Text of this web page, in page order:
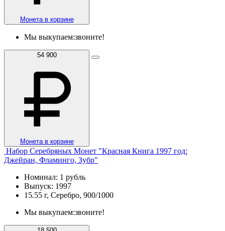
Монета в корзине
Мы выкупаем:звоните!
54 900
Монета в корзине
Набор Серебряных Монет "Красная Книга 1997 год:
Джейран, Фламинго, Зубр"
Номинал: 1 рубль
Выпуск: 1997
15.55 г, Серебро, 900/1000
Мы выкупаем:звоните!